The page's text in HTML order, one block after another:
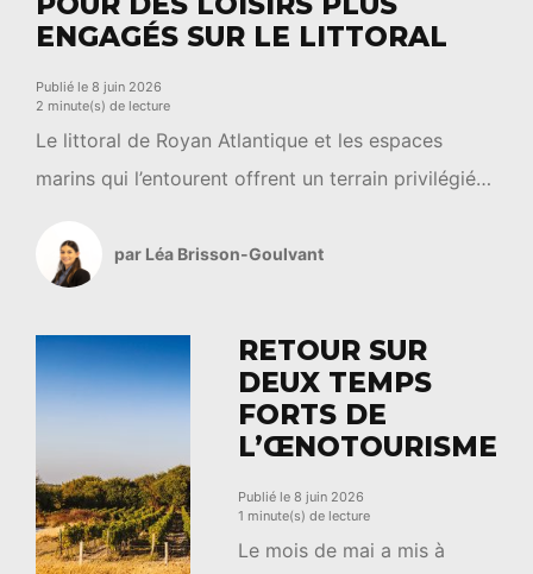
ENGAGÉS SUR LE LITTORAL
Publié le 8 juin 2026
2 minute(s) de lecture
Le littoral de Royan Atlantique et les espaces
marins qui l’entourent offrent un terrain privilégié
estuaire, pertuis et espaces naturels sensibles, ces
paysages accueillent chaque année de
nombreuses pratiques de loisirs et de découverte.
Dans cette dynamique, le Parc naturel marin de
l’estuaire de la Gironde et […]
par Léa Brisson-Goulvant
RETOUR SUR
DEUX TEMPS
FORTS DE
L’ŒNOTOURISME
Publié le 8 juin 2026
1 minute(s) de lecture
Le mois de mai a mis à